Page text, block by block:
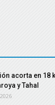
acorta en
y Tahal